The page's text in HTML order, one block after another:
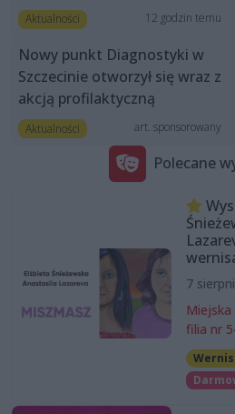
Aktualności 12 godzin temu
Nowy punkt Diagnostyki w
Szczecinie otworzył się wraz z
akcją profilaktyczną
Aktualności art. sponsorowany
Polecane
7
filia nr